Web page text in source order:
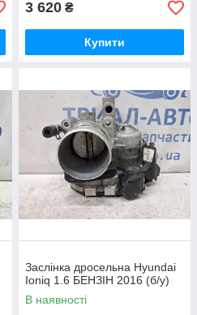
3 620 ₴
Купити
Заслінка дросельна Hyundai
Ioniq 1.6 БЕНЗІН 2016 (б/у)
В наявності